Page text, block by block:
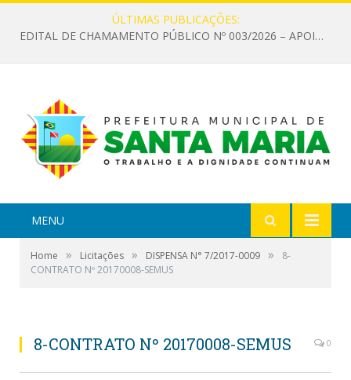
ÚLTIMAS PUBLICAÇÕES:
EDITAL DE CHAMAMENTO PÚBLICO Nº 003/2026 – APOIO À INFRAESTRUTURA CULTURAL
MENU
Home » Licitações » DISPENSA N° 7/2017-0009 »
8-
CONTRATO Nº 20170008-SEMUS
8-CONTRATO Nº 20170008-SEMUS 0